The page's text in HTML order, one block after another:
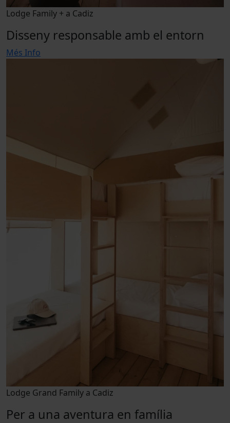
Lodge Family + a Cadiz
Disseny responsable amb el entorn
Més Info
Lodge Grand Family a Cadiz
Per a una aventura en família